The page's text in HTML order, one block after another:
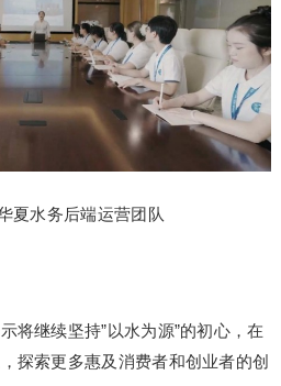
夏水务后端运营团队
将继续坚持”以水为源”的初心，在
探索更多惠及消费者和创业者的创